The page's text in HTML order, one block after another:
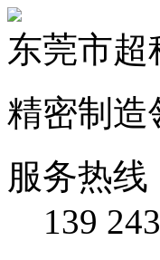
东莞市超
精密制造
服务热线
139